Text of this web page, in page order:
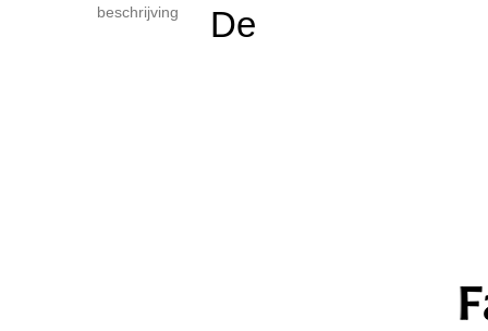
beschrijving De